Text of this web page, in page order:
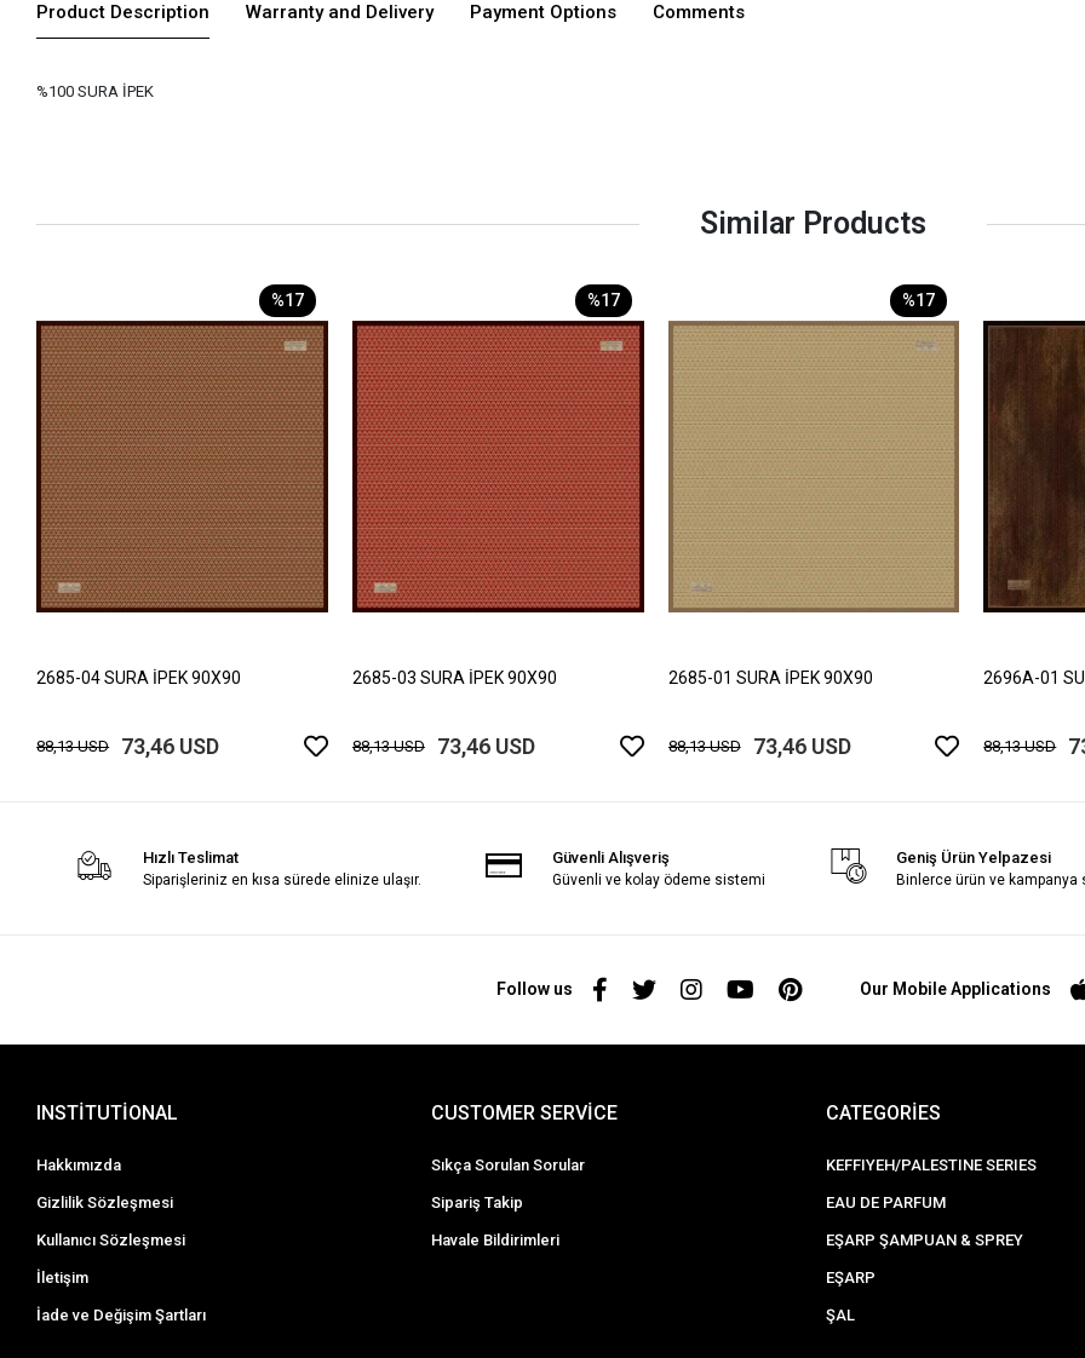
Product Description Warranty and Delivery Payment Options Comments
%100 SURA İPEK
Similar Products
%17
2685-04 SURA İPEK 90X90
88,13 USD 73,46 USD
%17
2685-03 SURA İPEK 90X90
88,13 USD 73,46 USD
%17
2685-01 SURA İPEK 90X90
88,13 USD 73,46 USD
2696A-01
88,13 USD
Hızlı Teslimat
Siparişleriniz en kısa sürede elinize ulaşır.
Güvenli Alışveriş
Güvenli ve kolay ödeme sistemi
Geniş Ürün Yelpazesi
Binlerce ürün ve kampanya
Follow us Our Mobile Applications
INSTİTUTİONAL
Hakkımızda
Gizlilik Sözleşmesi
Kullanıcı Sözleşmesi
İletişim
İade ve Değişim Şartları
CUSTOMER SERVİCE
Sıkça Sorulan Sorular
Sipariş Takip
Havale Bildirimleri
CATEGORİES
KEFFIYEH/PALESTINE SERIES
EAU DE PARFUM
EŞARP ŞAMPUAN & SPREY
EŞARP
ŞAL